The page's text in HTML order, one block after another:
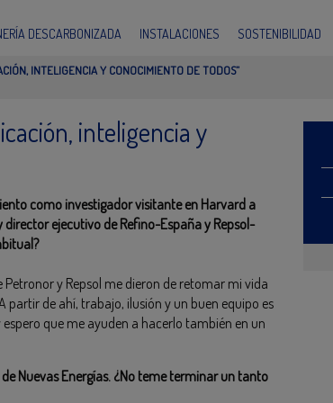
DESCARBONIZADA INSTALACIONES SOSTENIBILIDAD
INTELIGENCIA Y CONOCIMIENTO DE TODOS”
inteligencia y
como investigador visitante en Harvard a
director ejecutivo de Refino-España y Repsol-
y Repsol me dieron de retomar mi vida
de ahí, trabajo, ilusión y un buen equipo es
que me ayuden a hacerlo también en un
Nuevas Energías. ¿No teme terminar un tanto